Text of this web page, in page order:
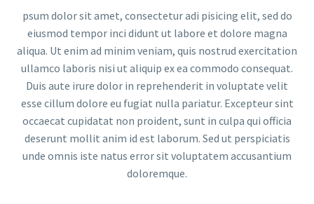
psum dolor sit amet, consectetur adi pisicing elit, sed do
eiusmod tempor inci didunt ut labore et dolore magna
aliqua. Ut enim ad minim veniam, quis nostrud exercitation
ullamco laboris nisi ut aliquip ex ea commodo consequat.
Duis aute irure dolor in reprehenderit in voluptate velit
esse cillum dolore eu fugiat nulla pariatur. Excepteur sint
occaecat cupidatat non proident, sunt in culpa qui officia
deserunt mollit anim id est laborum. Sed ut perspiciatis
unde omnis iste natus error sit voluptatem accusantium
doloremque.